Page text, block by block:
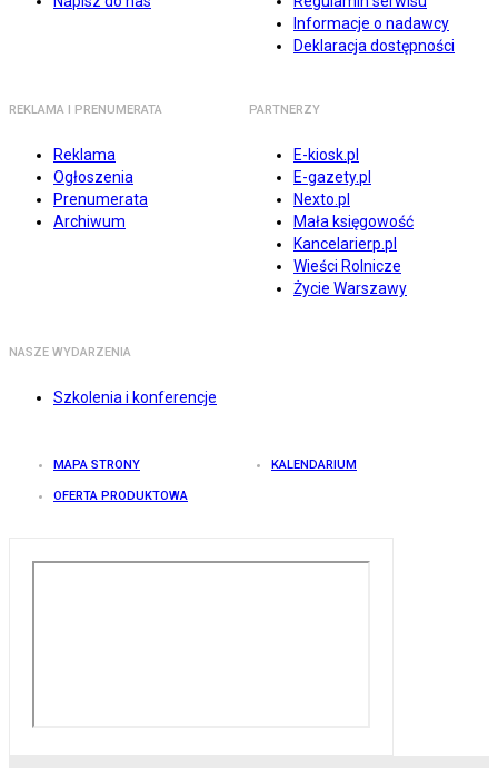
Informacje o nadawcy
Deklaracja dostępności
REKLAMA I PRENUMERATA
Reklama
Ogłoszenia
Prenumerata
Archiwum
PARTNERZY
E-kiosk.pl
E-gazety.pl
Nexto.pl
Mała księgowość
Kancelarierp.pl
Wieści Rolnicze
Życie Warszawy
NASZE WYDARZENIA
Szkolenia i konferencje
MAPA STRONY KALENDARIUM
OFERTA PRODUKTOWA